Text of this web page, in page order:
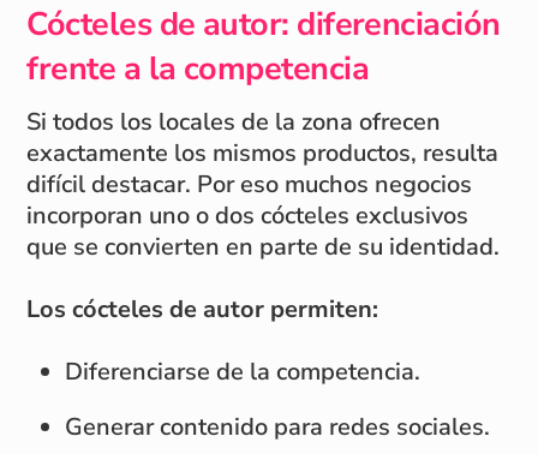
Cócteles de autor: diferenciación
frente a la competencia
Si todos los locales de la zona ofrecen
exactamente los mismos productos, resulta
difícil destacar. Por eso muchos negocios
incorporan uno o dos cócteles exclusivos
que se convierten en parte de su identidad.
Los cócteles de autor permiten:
Diferenciarse de la competencia.
Generar contenido para redes sociales.